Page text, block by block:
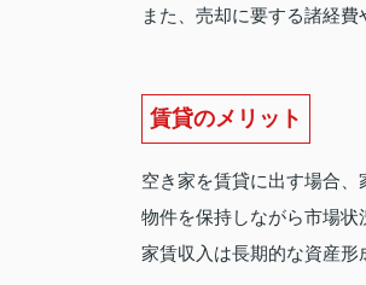
また、売却に要する諸経
賃貸のメリット
空き家を賃貸に出す場合、
物件を保持しながら市場状
家賃収入は長期的な資産形